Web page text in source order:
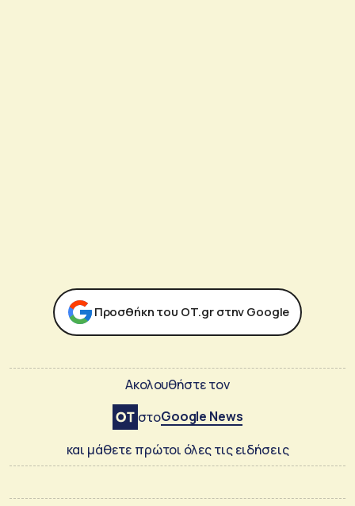
Προσθήκη του ΟΤ.gr στην Google
Ακολουθήστε τον
στοGoogle News
και μάθετε πρώτοι όλες τις ειδήσεις